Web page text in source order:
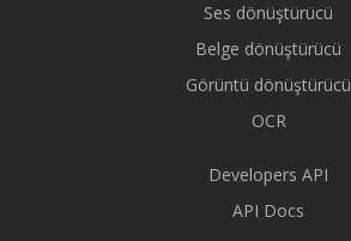
Ses dönüştürücü
Belge dönüştürücü
Görüntü dönüştürücü
OCR
Developers API
API Docs